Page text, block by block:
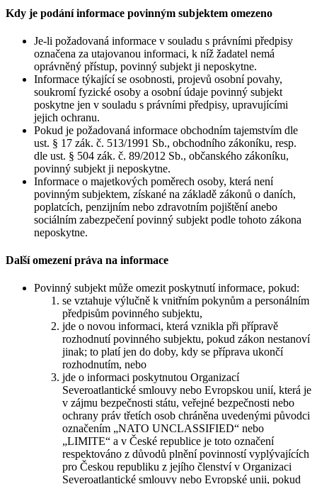
Kdy je podání informace povinným subjektem omezeno
Je-li požadovaná informace v souladu s právními předpisy
označena za utajovanou informaci, k níž žadatel nemá
oprávněný přístup, povinný subjekt ji neposkytne.
Informace týkající se osobnosti, projevů osobní povahy,
soukromí fyzické osoby a osobní údaje povinný subjekt
poskytne jen v souladu s právními předpisy, upravujícími
jejich ochranu.
Pokud je požadovaná informace obchodním tajemstvím dle
ust. § 17 zák. č. 513/1991 Sb., obchodního zákoníku, resp.
dle ust. § 504 zák. č. 89/2012 Sb., občanského zákoníku,
povinný subjekt ji neposkytne.
Informace o majetkových poměrech osoby, která není
povinným subjektem, získané na základě zákonů o daních,
poplatcích, penzijním nebo zdravotním pojištění anebo
sociálním zabezpečení povinný subjekt podle tohoto zákona
neposkytne.
Další omezení práva na informace
Povinný subjekt může omezit poskytnutí informace, pokud:
se vztahuje výlučně k vnitřním pokynům a personálním
předpisům povinného subjektu,
jde o novou informaci, která vznikla při přípravě
rozhodnutí povinného subjektu, pokud zákon nestanoví
jinak; to platí jen do doby, kdy se příprava ukončí
rozhodnutím, nebo
jde o informaci poskytnutou Organizací
Severoatlantické smlouvy nebo Evropskou unií, která je
v zájmu bezpečnosti státu, veřejné bezpečnosti nebo
ochrany práv třetích osob chráněna uvedenými původci
označením „NATO UNCLASSIFIED“ nebo
„LIMITE“ a v České republice je toto označení
respektováno z důvodů plnění povinností vyplývajících
pro Českou republiku z jejího členství v Organizaci
Severoatlantické smlouvy nebo Evropské unii, pokud